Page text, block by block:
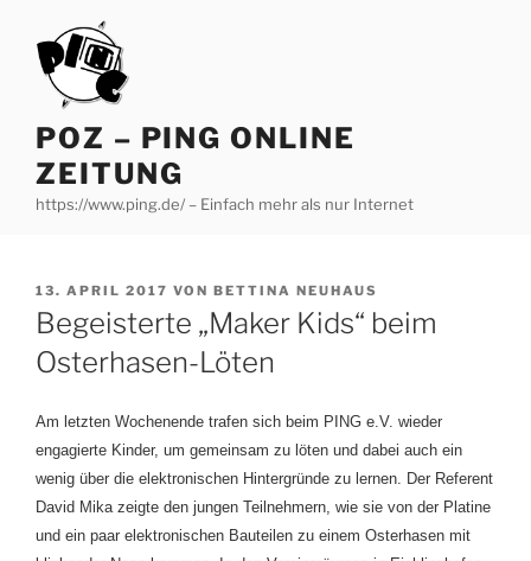
Inhalt
springen
POZ – PING ONLINE
ZEITUNG
https://www.ping.de/ – Einfach mehr als nur Internet
VERÖFFENTLICHT
AM
13. APRIL 2017 VON BETTINA NEUHAUS
Begeisterte „Maker Kids“ beim
Osterhasen-Löten
Am letzten Wochenende trafen sich beim PING e.V. wieder
engagierte Kinder, um gemeinsam zu löten und dabei auch ein
wenig über die elektronischen Hintergründe zu lernen. Der Referent
David Mika zeigte den jungen Teilnehmern, wie sie von der Platine
und ein paar elektronischen Bauteilen zu einem Osterhasen mit